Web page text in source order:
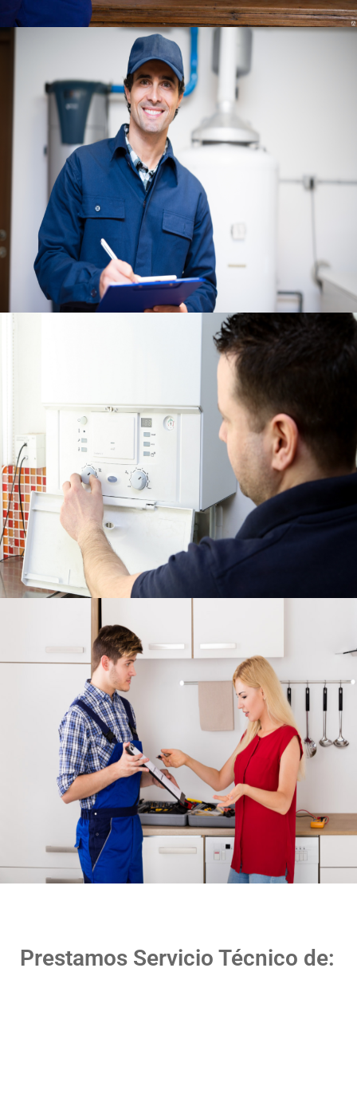
Prestamos Servicio Técnico de: